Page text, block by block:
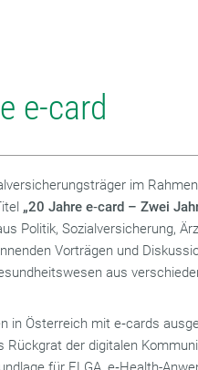
e-card
im
„20 Jahre e‑card – Zwei
Politik, Sozialversicherung,
Vorträgen und
aus
in Österreich mit e‑cards
der digitalen